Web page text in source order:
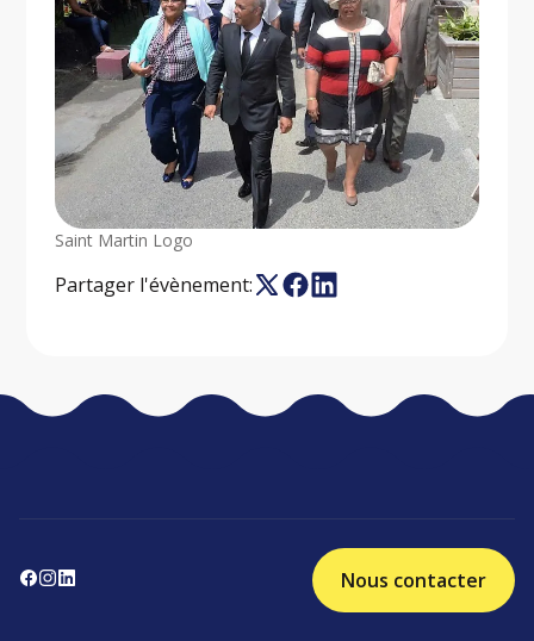
Saint Martin Logo
Partager l'évènement:
Nous contacter